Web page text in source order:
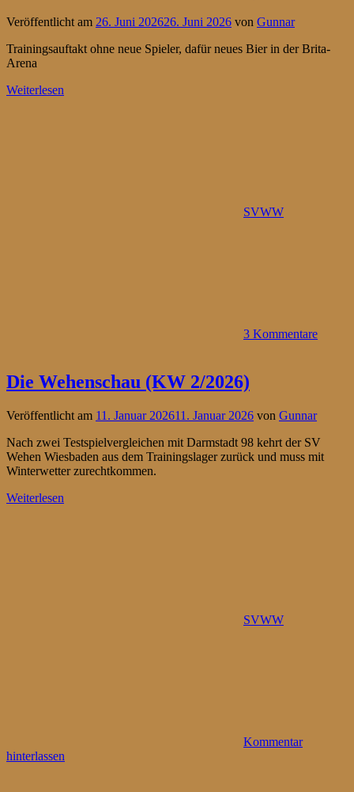
Veröffentlicht am 26. Juni 202626. Juni 2026 von Gunnar
Trainingsauftakt ohne neue Spieler, dafür neues Bier in der Brita-
Arena
Weiterlesen
SVWW
3 Kommentare
Die Wehenschau (KW 2/2026)
Veröffentlicht am 11. Januar 202611. Januar 2026 von Gunnar
Nach zwei Testspielvergleichen mit Darmstadt 98 kehrt der SV
Wehen Wiesbaden aus dem Trainingslager zurück und muss mit
Winterwetter zurechtkommen.
Weiterlesen
SVWW
Kommentar
hinterlassen